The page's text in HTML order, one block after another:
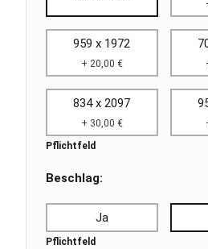
959 x 1972
+ 20,00 €
834 x 2097
+ 30,00 €
Pflichtfeld
Beschlag:
Ja
Pflichtfeld